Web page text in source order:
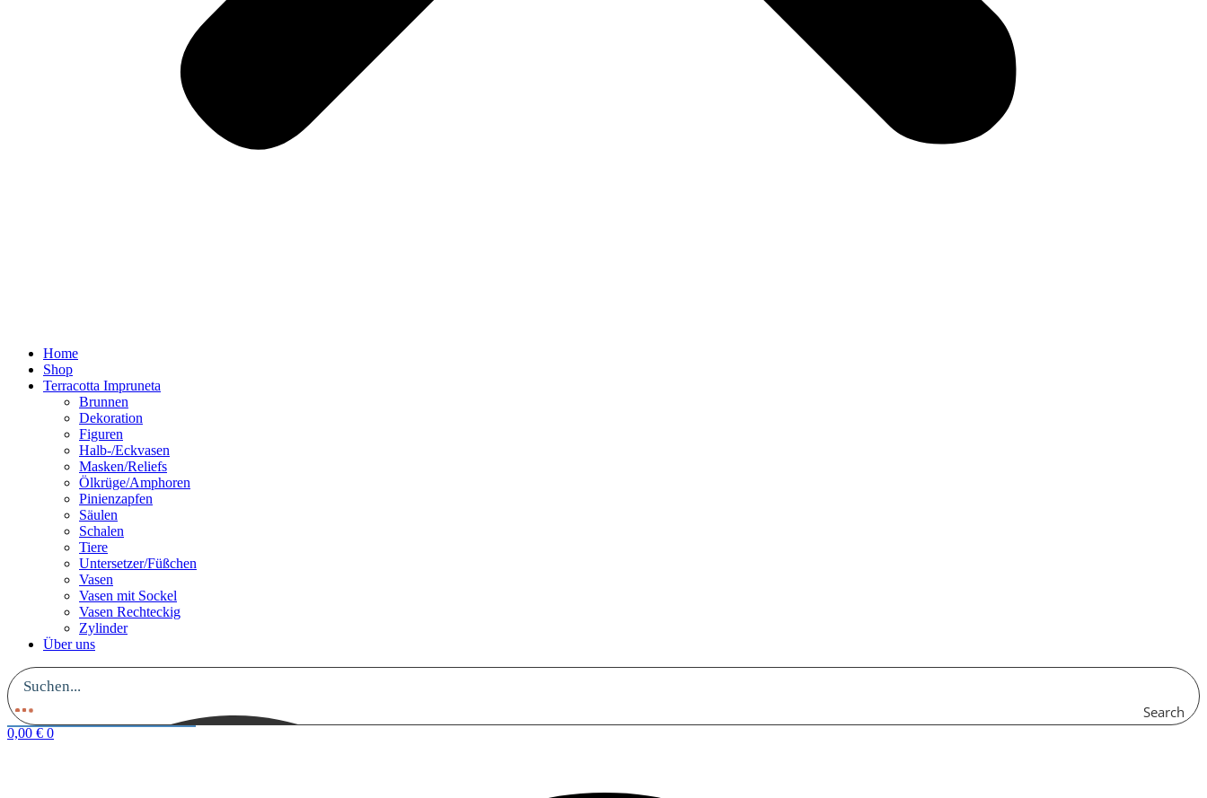
Home
Shop
Terracotta Impruneta
Brunnen
Dekoration
Figuren
Halb-/Eckvasen
Masken/Reliefs
Ölkrüge/Amphoren
Pinienzapfen
Säulen
Schalen
Tiere
Untersetzer/Füßchen
Vasen
Vasen mit Sockel
Vasen Rechteckig
Zylinder
Über uns
Search
0,00 € 0